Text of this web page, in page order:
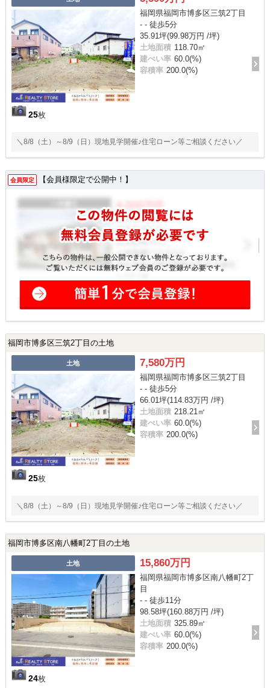
25枚
福岡県福岡市博多区三筑2丁目
- - 徒歩5分
35.91坪(99.98万円 /坪)
土地面積 118.70㎡
建ぺい率 60.0(%)
容積率 200.0(%)
＼8/8（土）～8/9（日）現地見学開催♪住宅ローン等ご相談ください／
会員限定 【会員様限定で公開中！】
福岡市博多区三筑2丁目の土地
土地
25枚
7,580万円
福岡県福岡市博多区三筑2丁目
- - 徒歩5分
66.01坪(114.83万円 /坪)
土地面積 218.21㎡
建ぺい率 60.0(%)
容積率 200.0(%)
＼8/8（土）～8/9（日）現地見学開催♪住宅ローン等ご相談ください／
福岡市博多区南八幡町2丁目の土地
土地
24枚
15,860万円
福岡県福岡市博多区南八幡町2丁
目
- - 徒歩11分
98.58坪(160.88万円 /坪)
土地面積 325.89㎡
建ぺい率 60.0(%)
容積率 200.0(%)